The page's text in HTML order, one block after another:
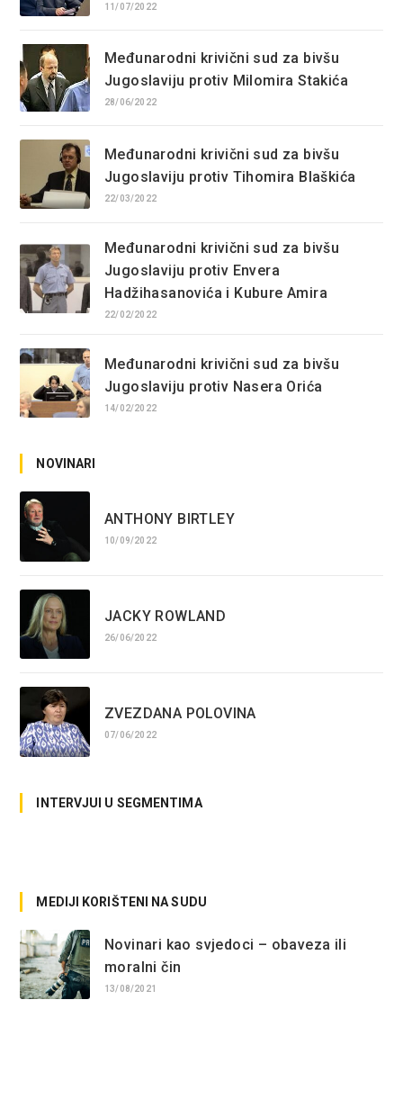
11/07/2022
Međunarodni krivični sud za bivšu
Jugoslaviju protiv Milomira Stakića
28/06/2022
Međunarodni krivični sud za bivšu
Jugoslaviju protiv Tihomira Blaškića
22/03/2022
Međunarodni krivični sud za bivšu
Jugoslaviju protiv Envera
Hadžihasanovića i Kubure Amira
22/02/2022
Međunarodni krivični sud za bivšu
Jugoslaviju protiv Nasera Orića
14/02/2022
NOVINARI
ANTHONY BIRTLEY
10/09/2022
JACKY ROWLAND
26/06/2022
ZVEZDANA POLOVINA
07/06/2022
INTERVJUI U SEGMENTIMA
MEDIJI KORIŠTENI NA SUDU
Novinari kao svjedoci – obaveza ili
moralni čin
13/08/2021